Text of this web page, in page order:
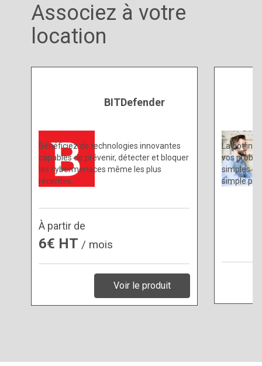
Associez à votre
location
BITDefender
Bénéficiez de technologies innovantes
capables de prévenir, détecter et bloquer
les cybermenaces même les plus
récentes.
À partir de
6€ HT / mois
Voir le produit
La hotline
vos
simples ou
simple